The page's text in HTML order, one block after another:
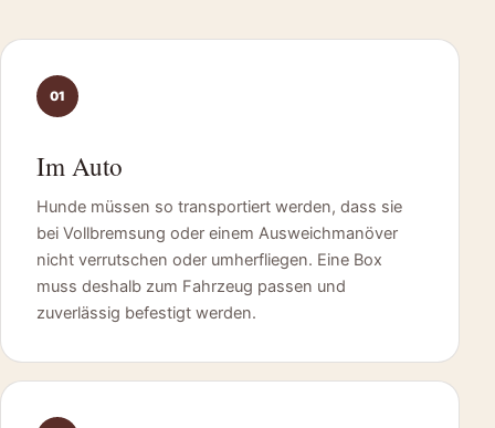
01
Im Auto
Hunde müssen so transportiert werden, dass sie
bei Vollbremsung oder einem Ausweichmanöver
nicht verrutschen oder umherfliegen. Eine Box
muss deshalb zum Fahrzeug passen und
zuverlässig befestigt werden.